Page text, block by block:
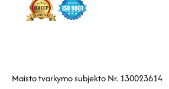
Maisto tvarkymo subjekto Nr. 130023614